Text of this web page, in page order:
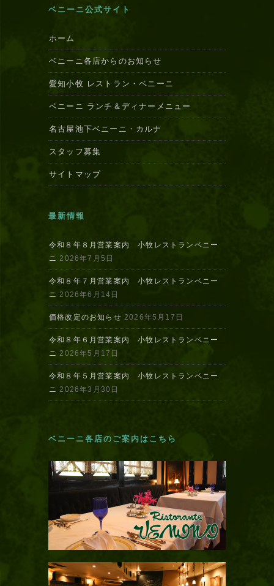
ベニーニ公式サイト
ホーム
ベニーニ各店からのお知らせ
愛知小牧 レストラン・ベニーニ
ベニーニ ランチ＆ディナーメニュー
名古屋池下ベニーニ・カルナ
スタッフ募集
サイトマップ
最新情報
令和８年８月営業案内 小牧レストランベニー
ニ 2026年7月5日
令和８年７月営業案内 小牧レストランベニー
ニ 2026年6月14日
価格改定のお知らせ 2026年5月17日
令和８年６月営業案内 小牧レストランベニー
ニ 2026年5月17日
令和８年５月営業案内 小牧レストランベニー
ニ 2026年3月30日
ベニーニ各店のご案内はこちら